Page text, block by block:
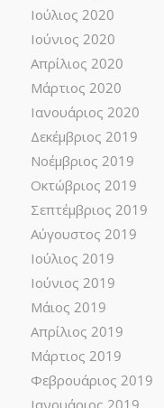
Ιούλιος 2020
Ιούνιος 2020
Απρίλιος 2020
Μάρτιος 2020
Ιανουάριος 2020
Δεκέμβριος 2019
Νοέμβριος 2019
Οκτώβριος 2019
Σεπτέμβριος 2019
Αύγουστος 2019
Ιούλιος 2019
Ιούνιος 2019
Μάιος 2019
Απρίλιος 2019
Μάρτιος 2019
Φεβρουάριος 2019
Ιανουάριος 2019